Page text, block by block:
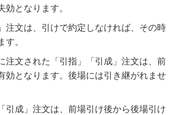
効となります。
注文は、引けで約定しなければ、その時
す。
注文された「引指」「引成」注文は、前
効となります。後場には引き継がれませ
引成」注文は、前場引け後から後場引け